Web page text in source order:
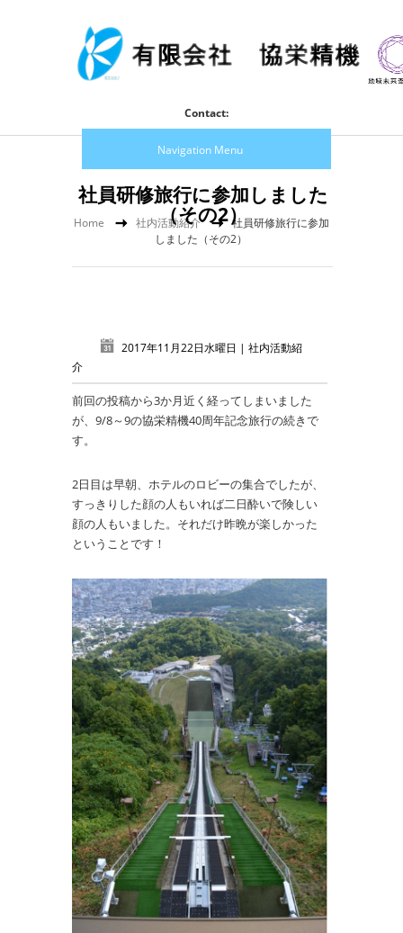
Contact:
Navigation Menu
Home 社内活動紹介
社員研修旅行に参加
しました（その2）
社員研修旅行に参加しました
（その2）
2017年11月22日水曜日 | 社内活動紹
介
前回の投稿から3か月近く経ってしまいました
が、9/8～9の協栄精機40周年記念旅行の続きで
す。
2日目は早朝、ホテルのロビーの集合でしたが、
すっきりした顔の人もいれば二日酔いで険しい
顔の人もいました。それだけ昨晩が楽しかった
ということです！